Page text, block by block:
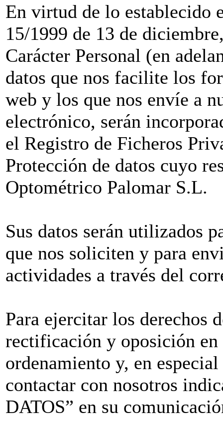
En virtud de lo establecido
15/1999 de 13 de
Carácter Personal (en
datos que nos facilite los
web y los que nos envíe a
electrónico, serán
el Registro de Ficheros
Protección de datos cuyo
Optométrico Palomar S.L.
Sus datos serán utilizados
que nos soliciten y para
actividades a través del
Para ejercitar los derechos
rectificación y oposición
ordenamiento y, en
contactar con nosotros
DATOS” en su